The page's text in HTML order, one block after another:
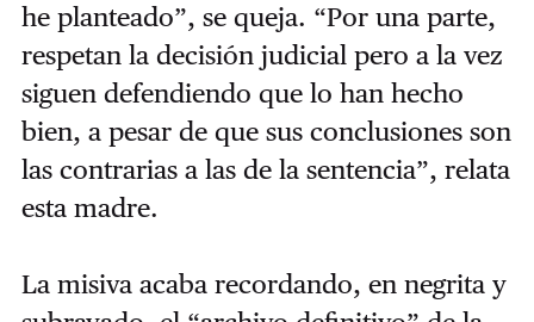
he planteado”, se queja. “Por una parte,
respetan la decisión judicial pero a la vez
siguen defendiendo que lo han hecho
bien, a pesar de que sus conclusiones son
las contrarias a las de la sentencia”, relata
esta madre.
La misiva acaba recordando, en negrita y